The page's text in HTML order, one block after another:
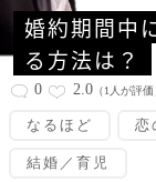
婚約期間中
る方法は？
0 2.0 （1人が評価
なるほど 恋
結婚／育児